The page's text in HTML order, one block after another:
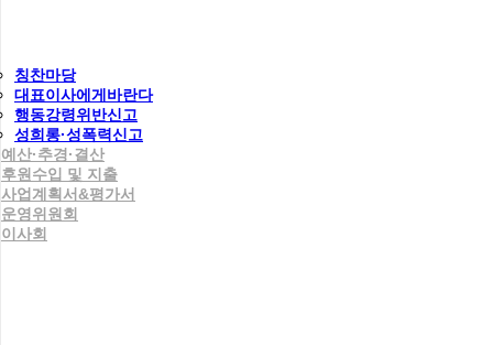
칭찬마당
대표이사에게바란다
행동강령위반신고
성희롱·성폭력신고
예산·추경·결산
후원수입 및 지출
사업계획서&평가서
운영위원회
이사회